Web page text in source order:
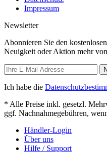
Impressum
Newsletter
Abonnieren Sie den
Neuigkeit oder Aktion mehr
Ich habe die
* Alle Preise inkl. gesetzl.
ggf. Nachnahmegebühren,
Händler-Login
Über uns
Hilfe / Support